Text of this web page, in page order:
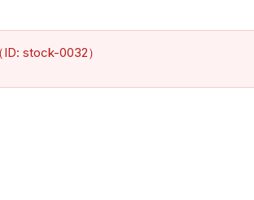
stock-0032）